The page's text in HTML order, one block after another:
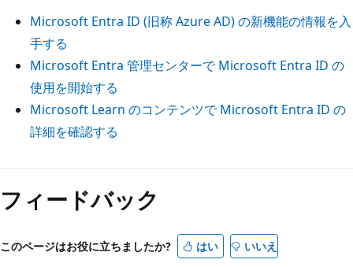
Microsoft Entra ID (旧称 Azure AD) の新機能の情報を入
手する
Microsoft Entra 管理センターで Microsoft Entra ID の
使用を開始する
Microsoft Learn のコンテンツで Microsoft Entra ID の
詳細を確認する
フィードバック
このページはお役に立ちましたか? はい いいえ